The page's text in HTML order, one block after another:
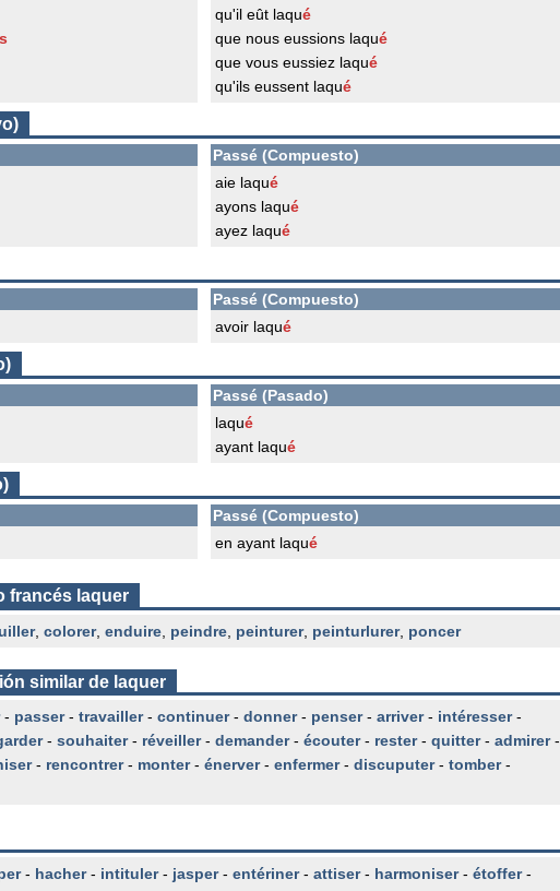
qu'il eût laqué
que nous eussions laqué
que vous eussiez laqué
qu'ils eussent laqué
Passé (Compuesto)
aie laqué
ayons laqué
ayez laqué
Passé (Compuesto)
avoir laqué
Passé (Pasado)
laqué
ayant laqué
Passé (Compuesto)
en ayant laqué
francés laquer
, colorer, enduire peindre peinturer, peinturlurer, poncer
similar de laquer
- passer- travailler- continuer- donner- penser- arriver- intéresser-
- souhaiter- réveiller- demander- écouter- rester- quitter- admirer-
- rencontrer- monter- énerver- enfermer- discuputer- tomber-
- hacher- intituler- jasper- entériner- attiser- harmoniser- étoffer-